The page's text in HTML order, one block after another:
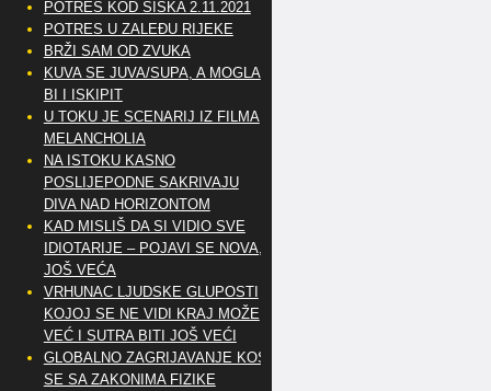
POTRES KOD SISKA 2.11.2021
POTRES U ZALEĐU RIJEKE
BRŽI SAM OD ZVUKA
KUVA SE JUVA/SUPA, A MOGLA
BI I ISKIPIT
U TOKU JE SCENARIJ IZ FILMA
MELANCHOLIA
NA ISTOKU KASNO
POSLIJEPODNE SAKRIVAJU
DIVA NAD HORIZONTOM
KAD MISLIŠ DA SI VIDIO SVE
IDIOTARIJE – POJAVI SE NOVA,..
JOŠ VEĆA
VRHUNAC LJUDSKE GLUPOSTI
KOJOJ SE NE VIDI KRAJ MOŽE
VEĆ I SUTRA BITI JOŠ VEĆI
GLOBALNO ZAGRIJAVANJE KOSI
SE SA ZAKONIMA FIZIKE